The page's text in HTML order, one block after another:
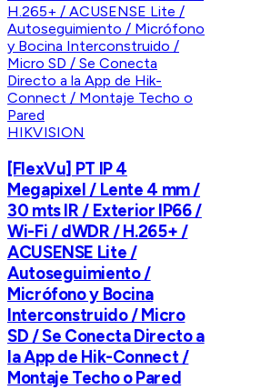
HIKVISION
[FlexVu] PT IP 4
Megapixel / Lente 4 mm /
30 mts IR / Exterior IP66 /
Wi-Fi / dWDR / H.265+ /
ACUSENSE Lite /
Autoseguimiento /
Micrófono y Bocina
Interconstruido / Micro
SD / Se Conecta Directo a
la App de Hik-Connect /
Montaje Techo o Pared